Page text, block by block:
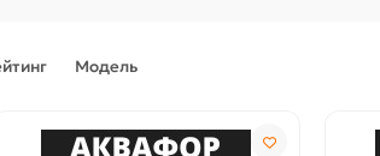
Модель